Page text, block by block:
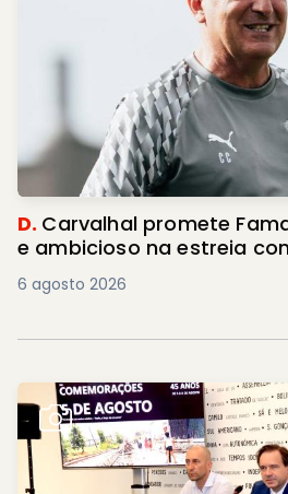
D. Carvalhal promete
e ambicioso na estreia
6 agosto 2026